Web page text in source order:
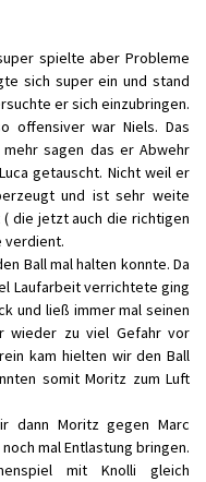
spielte aber Probleme
sich super ein und stand
er sich einzubringen.
offensiver war Niels. Das
sagen das er Abwehr
getauscht. Nicht weil er
und ist sehr weite
die jetzt auch die richtigen
verdient.
Ball mal halten konnte. Da
Laufarbeit verrichtete ging
und ließ immer mal seinen
wieder zu viel Gefahr vor
kam hielten wir den Ball
somit Moritz zum Luft
dann Moritz gegen Marc
mal Entlastung bringen.
mit Knolli gleich